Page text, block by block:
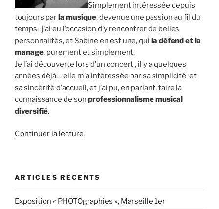
Simplement intéressée depuis
toujours parla musique, devenue une passion au fil du
temps, j’ai eu l’occasion d’y rencontrer de belles
personnalités, et Sabine en est une, qui la défend et la
manage, purement et simplement.
Je l’ai découverte lors d’un concert , il y a quelques
années déjà… elle m’a intéressée par sa simplicité et
sa sincérité d’accueil, et j’ai pu, en parlant, faire la
connaissance de son professionnalisme musical
diversifié.
Continuer la lecture
m’a
fait
connaître
ARTICLES RÉCENTS
Exposition « PHOTOgraphies », Marseille 1er